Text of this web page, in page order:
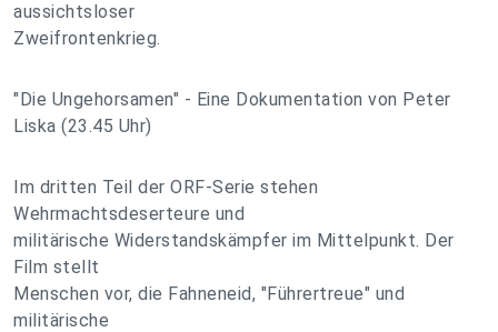
aussichtsloser
Zweifrontenkrieg.
"Die Ungehorsamen" - Eine Dokumentation von Peter
Liska (23.45 Uhr)
Im dritten Teil der ORF-Serie stehen
Wehrmachtsdeserteure und
militärische Widerstandskämpfer im Mittelpunkt. Der
Film stellt
Menschen vor, die Fahneneid, "Führertreue" und
militärische